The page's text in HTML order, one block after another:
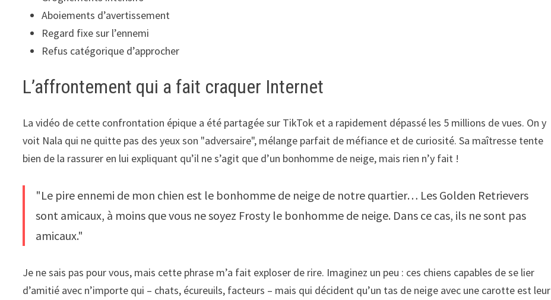
Aboiements d’avertissement
Regard fixe sur l’ennemi
Refus catégorique d’approcher
L’affrontement qui a fait craquer Internet
La vidéo de cette confrontation épique a été partagée sur TikTok et a rapidement dépassé les 5 millions de vues. On y
voit Nala qui ne quitte pas des yeux son "adversaire", mélange parfait de méfiance et de curiosité. Sa maîtresse tente
bien de la rassurer en lui expliquant qu’il ne s’agit que d’un bonhomme de neige, mais rien n’y fait !
"Le pire ennemi de mon chien est le bonhomme de neige de notre quartier… Les Golden Retrievers
sont amicaux, à moins que vous ne soyez Frosty le bonhomme de neige. Dans ce cas, ils ne sont pas
amicaux."
Je ne sais pas pour vous, mais cette phrase m’a fait exploser de rire. Imaginez un peu : ces chiens capables de se lier
d’amitié avec n’importe qui – chats, écureuils, facteurs – mais qui décident qu’un tas de neige avec une carotte est leur